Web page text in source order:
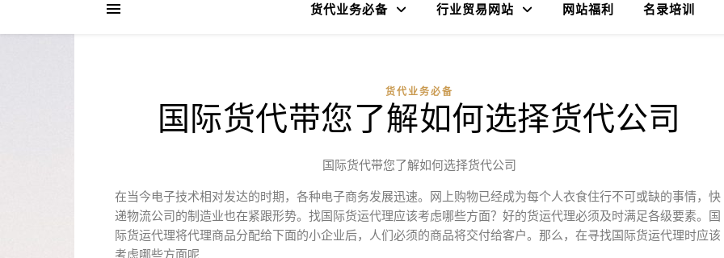
货代业务必备 行业贸易网站 网站福利 名录培训
货代业务必备
国际货代带您了解如何选择货代公司
国际货代带您了解如何选择货代公司
在当今电子技术相对发达的时期，各种电子商务发展迅速。网上购物已经成为每个人衣食住行不可或缺的事情，快
递物流公司的制造业也在紧跟形势。找国际货运代理应该考虑哪些方面？好的货运代理必须及时满足各级要素。国
际货运代理将代理商品分配给下面的小企业后，人们必须的商品将交付给客户。那么，在寻找国际货运代理时应该
考虑哪些方面呢